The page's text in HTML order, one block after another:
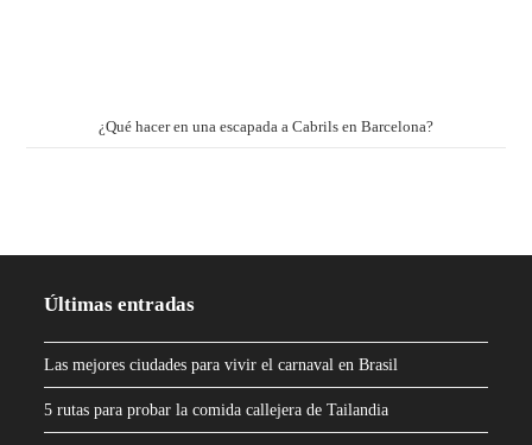
¿Qué hacer en una escapada a Cabrils en Barcelona?
Últimas entradas
Las mejores ciudades para vivir el carnaval en Brasil
5 rutas para probar la comida callejera de Tailandia